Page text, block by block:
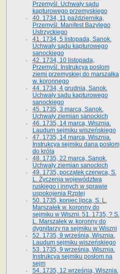
Przemyśl. Uchwały sądu
kapturowego przemyskiego
40. 1734, 11 października,
Przemyśl. Manifest Bazylego
Ustrzyckiego
41. 1734, 5 listopada, Sanok.
Uchwały sądu kapturowego
sanockiego
42. 1734, 10 listopada,
Przemyśl. Instrukcya posłom
ziemi przemyskiej do marszałka
w. koronnego
44. 1734, 4 grudnia, Sanok.
Uchwały sądu kapturowego
sanockiego
45. 1735, 3 marca, Sanok.
Uchwały ziemian sanockich
46. 1735, 14 marca, Wisznia.
Laudum sejmiku wiszeńskiego
47. 1735, 14 marca, Wisznia.
Instrukcya sejmiku dana posłom
do króla
48. 1735, 22 marca, Sanok.
Uchwały ziemian sanockich
49. 1735, początek czerwca, S.
L. Życzenia województwa
ruskiego i innych w sprawie
uspokojenia Rzptej
50. 1735, koniec lipca, S. L.
Marszałek w. koronny do
sejmiku w Wiszni. 51. 1735, ? S.
L. Marszałek w. koronny do
dygnitarzy na sejmiku w Wiszni
52. 1735, 9 września, Wisznia.
Laudum sejmiku wiszeńskiego
53. 1735, 9 września, Wisznia.
Instrukcya sejmiku posłom na
sejm
54. 1735, 12 września, Wisznia.